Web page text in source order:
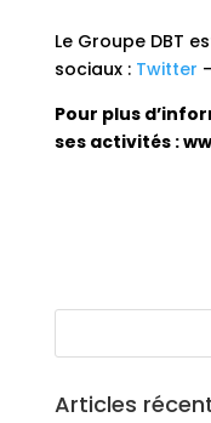
Le Groupe DBT
sociaux : Twitter –
Pour plus
ses activités :
Articles